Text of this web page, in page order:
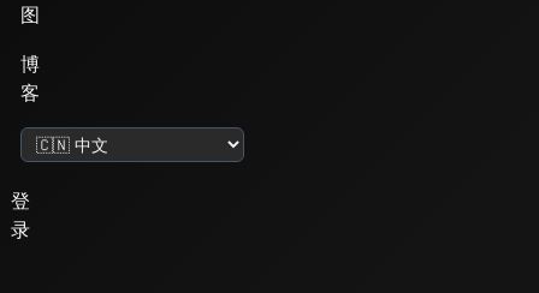
图
博
客
更改语言
登
录